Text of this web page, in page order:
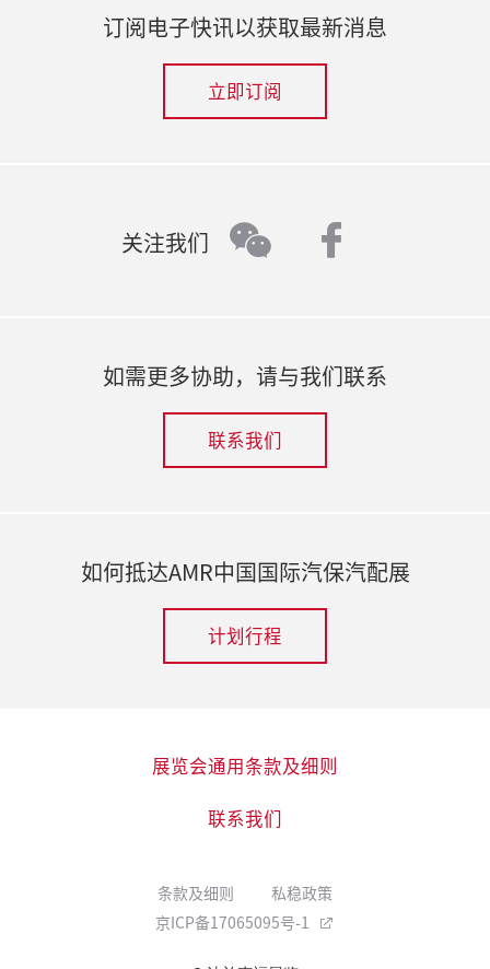
订阅电子快讯以获取最新消息
立即订阅
关注我们 wechat
如需更多协助，请与我们联系
联系我们
如何抵达AMR中国国际汽保汽配展
计划行程
展览会通用条款及细则
联系我们
条款及细则
私稳政策
京ICP备17065095号-1